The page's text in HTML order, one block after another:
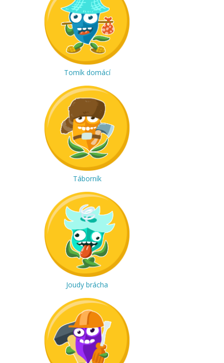
Tomík domácí
Táborník
Joudy brácha